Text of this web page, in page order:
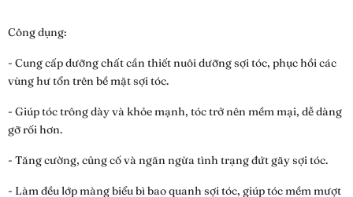
Công dụng:
- Cung cấp dưỡng chất cần thiết nuôi dưỡng sợi tóc, phục hồi các
vùng hư tổn trên bề mặt sợi tóc.
- Giúp tóc trông dày và khỏe mạnh, tóc trở nên mềm mại, dễ dàng
gỡ rối hơn.
- Tăng cường, củng cố và ngăn ngừa tình trạng đứt gãy sợi tóc.
- Làm đều lớp màng biểu bì bao quanh sợi tóc, giúp tóc mềm mượt